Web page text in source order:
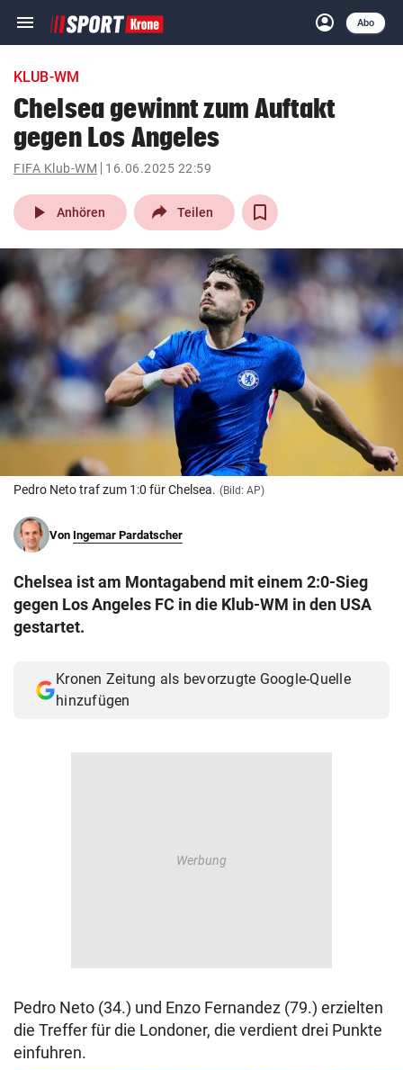
menu Navigation
ein-/ausklappen
account_circle
Anmelden
Abo
close Schließen
account_circle Anmelden
pin_drop
Wien arrow_right
bookmark
search
Suchbegriff
eingeben
© Krone Multimedia GmbH & Co KG 2026
Muthgasse 2, 1190 Wien
KLUB-WM
Chelsea gewinnt zum Auftakt
gegen Los Angeles
FIFA Klub-WM 16.06.2025 22:59
play_arrow Anhören Teilen
Pedro Neto traf zum 1:0 für Chelsea. (Bild: AP)
Von Ingemar Pardatscher
Chelsea ist am Montagabend mit einem 2:0-Sieg
gegen Los Angeles FC in die Klub-WM in den USA
gestartet.
Kronen Zeitung als bevorzugte Google-Quelle
hinzufügen
Pedro Neto (34.) und Enzo Fernandez (79.) erzielten
die Treffer für die Londoner, die verdient drei Punkte
einfuhren.